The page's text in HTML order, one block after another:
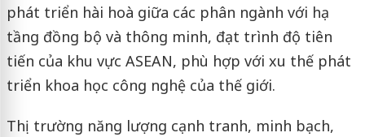
phát triển hài hoà giữa các phân ngành với hạ
tầng đồng bộ và thông minh, đạt trình độ tiên
tiến của khu vực ASEAN, phù hợp với xu thế phát
triển khoa học công nghệ của thế giới.
Thị trường năng lượng cạnh tranh, minh bạch,